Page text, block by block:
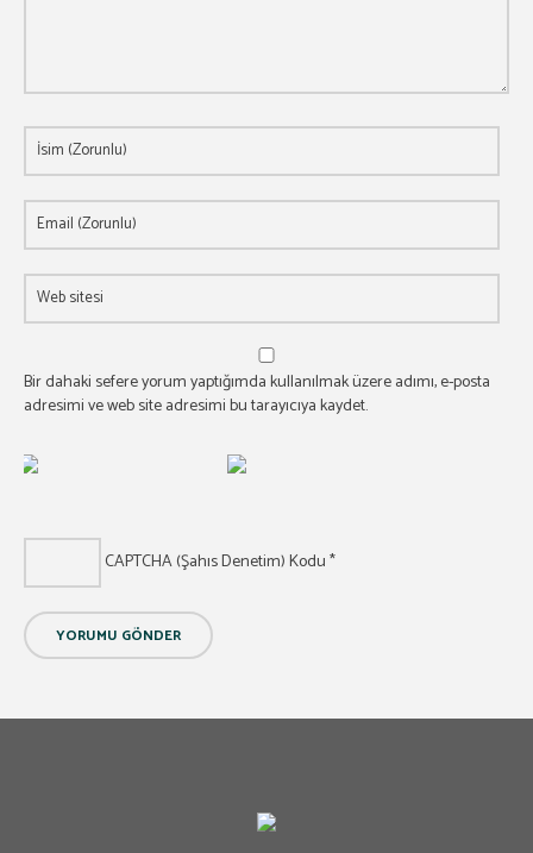
Bir dahaki sefere yorum yaptığımda kullanılmak üzere adımı, e-posta
adresimi ve web site adresimi bu tarayıcıya kaydet.
CAPTCHA (Şahıs Denetim) Kodu*